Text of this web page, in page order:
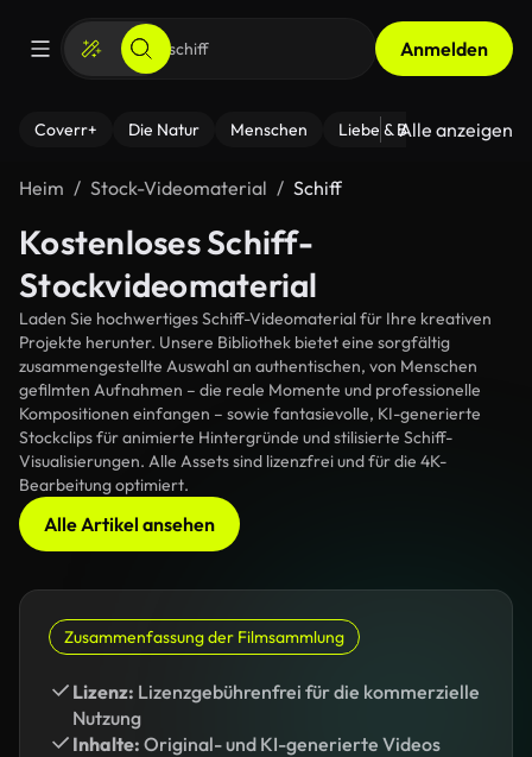
Anmelden
Coverr+ Die Natur Menschen Liebe & Beziehungen
Alle anzeigen
Heim Stock-Videomaterial Schiff
Kostenloses Schiff-
Stockvideomaterial
Laden Sie hochwertiges Schiff-Videomaterial für Ihre kreativen
Projekte herunter. Unsere Bibliothek bietet eine sorgfältig
zusammengestellte Auswahl an authentischen, von Menschen
gefilmten Aufnahmen – die reale Momente und professionelle
Kompositionen einfangen – sowie fantasievolle, KI-generierte
Stockclips für animierte Hintergründe und stilisierte Schiff-
Visualisierungen. Alle Assets sind lizenzfrei und für die 4K-
Bearbeitung optimiert.
Alle Artikel ansehen
Zusammenfassung der Filmsammlung
Lizenz: Lizenzgebührenfrei für die kommerzielle
Nutzung
Inhalte: Original- und KI-generierte Videos